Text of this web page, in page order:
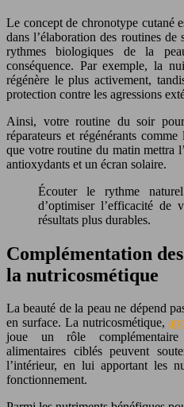
Le concept de chronotype cutané
dans l’élaboration des routines
rythmes biologiques de la
conséquence. Par exemple, la
régénère le plus activement,
protection contre les agressions
Ainsi, votre routine du soir
réparateurs et régénérants
que votre routine du matin mettra
antioxydants et un écran solaire.
Écouter le rythme
d’optimiser l’efficacité de
résultats plus durables.
Complémentation
la nutricosmétique
La beauté de la peau ne dépend
en surface. La nutricosmétique,
joue un rôle complémentaire
alimentaires ciblés peuvent
l’intérieur, en lui apportant les
fonctionnement.